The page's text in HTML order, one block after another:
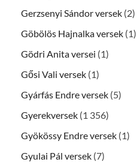
Gerzsenyi Sándor versek (2)
Göbölös Hajnalka versek (1)
Gödri Anita versei (1)
Gősi Vali versek (1)
Gyárfás Endre versek (5)
Gyerekversek (1 356)
Gyökössy Endre versek (1)
Gyulai Pál versek (7)